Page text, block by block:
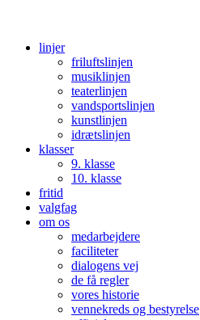
linjer
friluftslinjen
musiklinjen
teaterlinjen
vandsportslinjen
kunstlinjen
idrætslinjen
klasser
9. klasse
10. klasse
fritid
valgfag
om os
medarbejdere
faciliteter
dialogens vej
de få regler
vores historie
vennekreds og bestyrelse